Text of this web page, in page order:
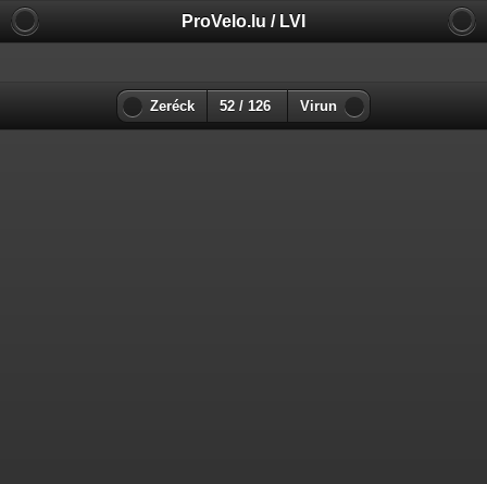
ProVelo.lu / LVI
Zeréck 52 / 126 Virun